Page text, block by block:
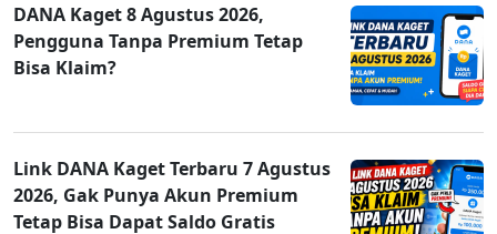
DANA Kaget 8 Agustus 2026,
Pengguna Tanpa Premium Tetap
Bisa Klaim?
Link DANA Kaget Terbaru 7 Agustus
2026, Gak Punya Akun Premium
Tetap Bisa Dapat Saldo Gratis